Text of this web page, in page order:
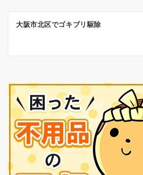
ン
大阪市北区でゴキブリ駆除